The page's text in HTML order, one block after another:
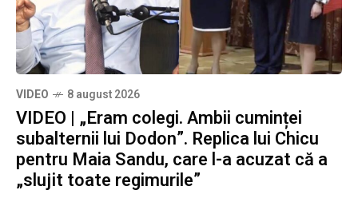
VIDEO 8 august 2026
VIDEO | „Eram colegi. Ambii cuminței
subalternii lui Dodon”. Replica lui Chicu
pentru Maia Sandu, care l-a acuzat că a
„slujit toate regimurile”